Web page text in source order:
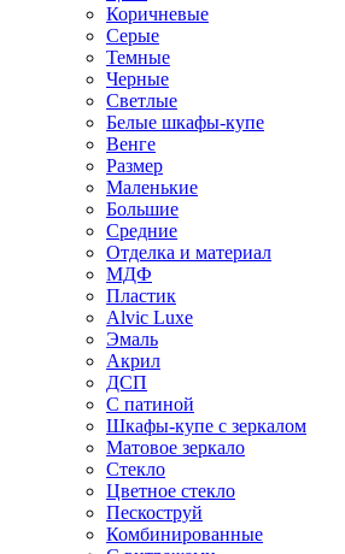
Коричневые
Серые
Темные
Черные
Светлые
Белые шкафы-купе
Венге
Размер
Маленькие
Большие
Средние
Отделка и материал
МДФ
Пластик
Alvic Luxe
Эмаль
Акрил
ДСП
С патиной
Шкафы-купе с зеркалом
Матовое зеркало
Стекло
Цветное стекло
Пескоструй
Комбинированные